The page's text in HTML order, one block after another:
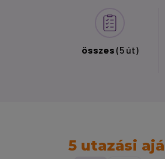
összes (5 út)
5 utazási